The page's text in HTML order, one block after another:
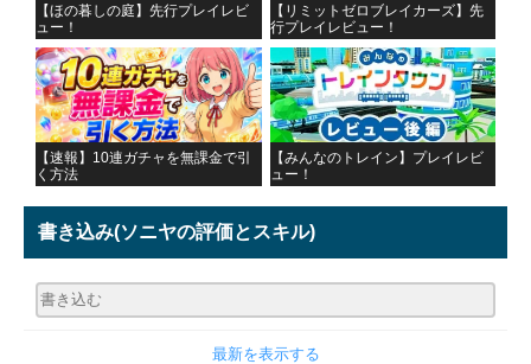
【ほの暮しの庭】先行プレイレビ
ュー！
【リミットゼロブレイカーズ】先
行プレイレビュー！
【速報】10連ガチャを無課金で引
く方法
【みんなのトレイン】プレイレビ
ュー！
書き込み(ソニヤの評価とスキル)
最新を表示する